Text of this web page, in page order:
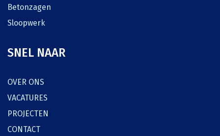
Betonzagen
Sloopwerk
SNEL NAAR
OVER ONS
VACATURES
PROJECTEN
CONTACT